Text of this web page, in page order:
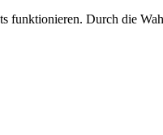
Durch die